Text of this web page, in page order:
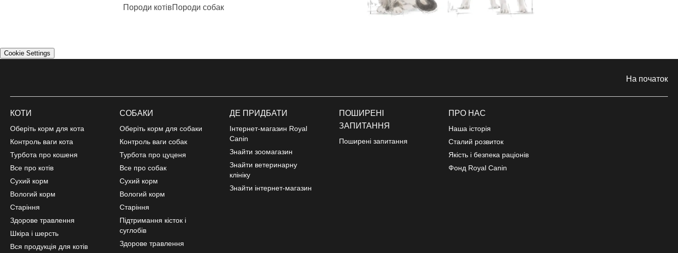
Породи котівПороди собак
Cookie Settings
КОТИ
Оберіть корм для кота
Контроль ваги кота
Турбота про кошеня
Все про котів
Сухий корм
Вологий корм
Старіння
Здорове травлення
Шкіра і шерсть
Вся продукція для котів
СОБАКИ
Оберіть корм для собаки
Контроль ваги собак
Турбота про цуценя
Все про собак
Сухий корм
Вологий корм
Старіння
Підтримання кісток і
суглобів
Здорове травлення
ДЕ ПРИДБАТИ
Інтернет-магазин Royal
Canin Відкриється в новому вікні
Знайти зоомагазин
Знайти ветеринарну
клініку
Знайти інтернет-магазин
ПОШИРЕНІ
ЗАПИТАННЯ
Поширені запитання
ПРО НАС
Наша історія
Сталий розвиток
Якість і безпека раціонів
Фонд Royal Canin
На початок